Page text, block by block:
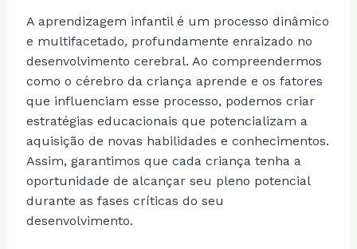
A aprendizagem infantil é um processo dinâmico
e multifacetado, profundamente enraizado no
desenvolvimento cerebral. Ao compreendermos
como o cérebro da criança aprende e os fatores
que influenciam esse processo, podemos criar
estratégias educacionais que potencializam a
aquisição de novas habilidades e conhecimentos.
Assim, garantimos que cada criança tenha a
oportunidade de alcançar seu pleno potencial
durante as fases críticas do seu
desenvolvimento.